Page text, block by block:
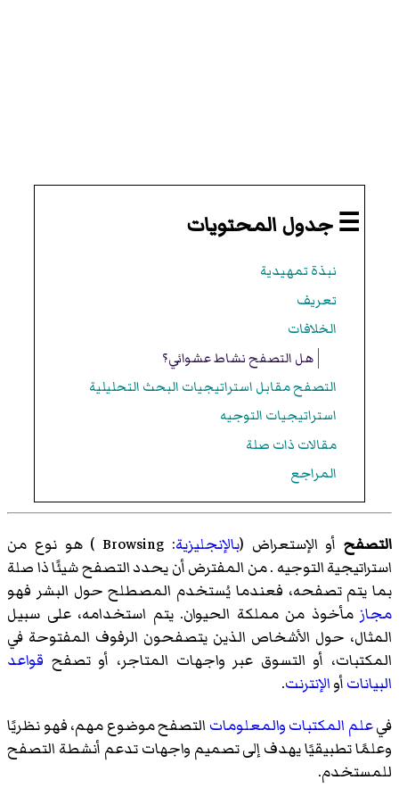
☰ جدول المحتويات
نبذة تمهيدية
تعريف
الخلافات
هل التصفح نشاط عشوائي؟
التصفح مقابل استراتيجيات البحث التحليلية
استراتيجيات التوجيه
مقالات ذات صلة
المراجع
التصفح أو الإستعراض (بالإنجليزية
: Browsing ) هو نوع من
استراتيجية التوجيه . من المفترض أن يحدد التصفح شيئًا ذا صلة
بما يتم تصفحه، فعندما يُستخدم المصطلح حول البشر فهو
مجاز مأخوذ من مملكة الحيوان. يتم استخدامه، على سبيل
المثال، حول الأشخاص الذين يتصفحون الرفوف المفتوحة في
المكتبات، أو التسوق عبر واجهات المتاجر، أو تصفح قواعد
البياناتأوالإنترنت.
فيعلم المكتبات والمعلومات التصفح موضوع مهم، فهو نظريًا
وعلمًا تطبيقيًا يهدف إلى تصميم واجهات تدعم أنشطة التصفح
للمستخدم.